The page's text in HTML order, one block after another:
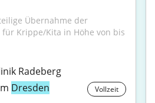
Übernahme der
Krippe/Kita in Höhe von bis
Radeberg
Dresden Vollzeit